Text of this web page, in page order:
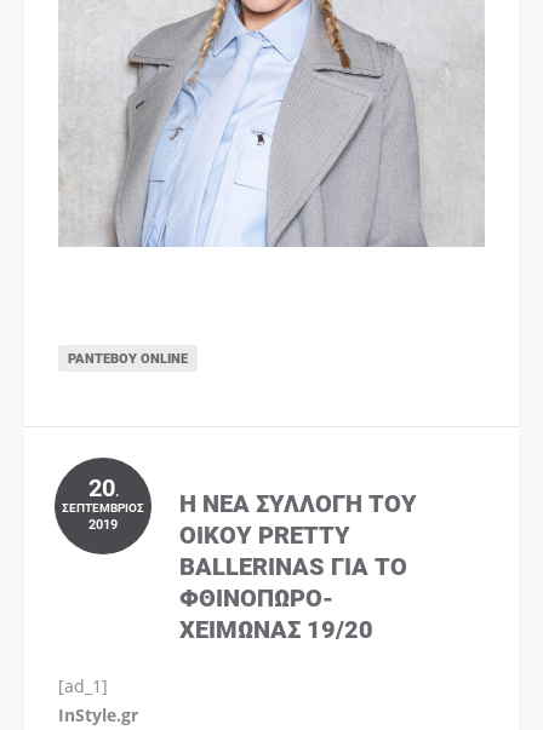
ΡΑΝΤΕΒΟΎ ONLINE
20.
ΣΕΠΤΈΜΒΡΙΟΣ
2019
Η ΝΈΑ ΣΥΛΛΟΓΉ ΤΟΥ
ΟΊΚΟΥ PRETTY
BALLERINAS ΓΙΑ ΤΟ
ΦΘΙΝΌΠΩΡΟ-
ΧΕΙΜΏΝΑΣ 19/20
[ad_1]
InStyle.gr